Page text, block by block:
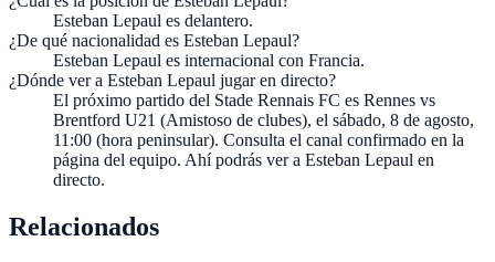
Esteban Lepaul es delantero.
¿De qué nacionalidad es Esteban Lepaul?
Esteban Lepaul es internacional con Francia.
¿Dónde ver a Esteban Lepaul jugar en directo?
El próximo partido del Stade Rennais FC es Rennes vs
Brentford U21 (Amistoso de clubes), el sábado, 8 de agosto,
11:00 (hora peninsular). Consulta el canal confirmado en la
página del equipo. Ahí podrás ver a Esteban Lepaul en
directo.
Relacionados